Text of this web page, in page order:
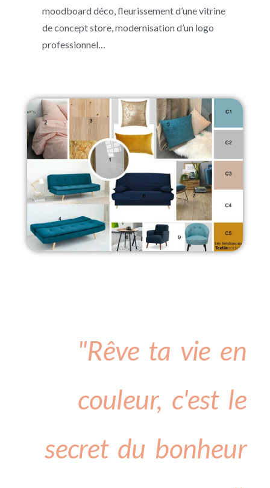
moodboard déco, fleurissement d’une vitrine
de concept store, modernisation d’un logo
professionnel…
"Rêve ta vie en
couleur, c'est le
secret du bonheur